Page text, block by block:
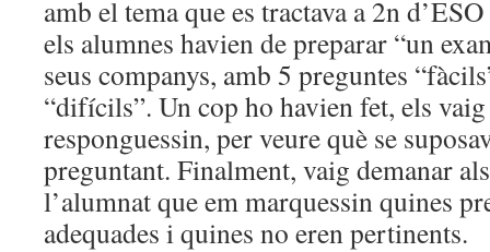
amb el tema que es tractava a 2n
els alumnes havien de preparar “un
seus companys, amb 5 preguntes
“difícils”. Un cop ho havien fet, els
responguessin, per veure què se
preguntant. Finalment, vaig demanar
l’alumnat que em marquessin quines
adequades i quines no eren pertinents.